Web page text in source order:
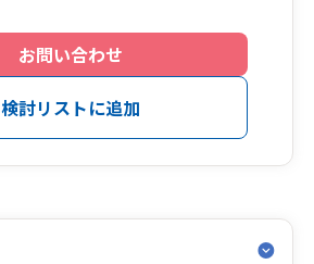
お問い合わせ
検討リストに追加